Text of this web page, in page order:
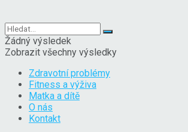
Žádný výsledek
Zobrazit všechny výsledky
Zdravotní problémy
Fitness a výživa
Matka a dítě
O nás
Kontakt